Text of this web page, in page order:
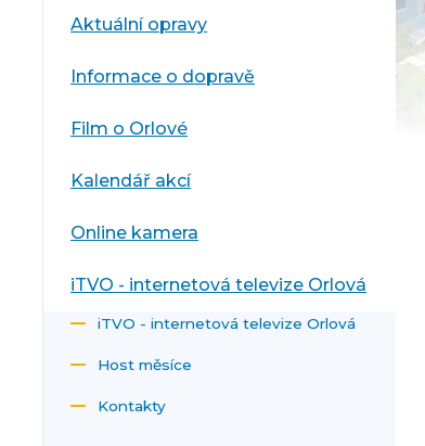
Aktuální opravy
Informace o dopravě
Film o Orlové
Kalendář akcí
Online kamera
iTVO - internetová televize Orlová
iTVO - internetová televize Orlová
Host měsíce
Kontakty